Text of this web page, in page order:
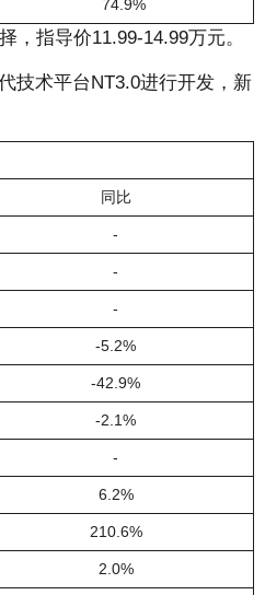
74.9%
指导价11.99-14.99万元。
技术平台NT3.0进行开发，新
同比
-
-
-
-5.2%
-42.9%
-2.1%
-
6.2%
210.6%
2.0%